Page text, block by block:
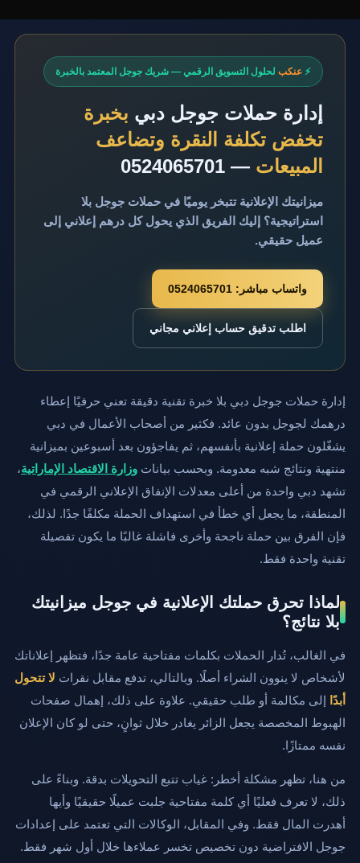
⚡ عنكبلحلول التسويق الرقمي — شريك جوجل المعتمد بالخبرة
إدارة حملات جوجل دبي بخبرة
تخفض تكلفة النقرة وتضاعف
المبيعات — 0524065701
ميزانيتك الإعلانية تتبخر يوميًا في حملات جوجل بلا
استراتيجية؟ إليك الفريق الذي يحول كل درهم إعلاني إلى
عميل حقيقي.
واتساب مباشر: 0524065701
اطلب تدقيق حساب إعلاني مجاني
إدارة حملات جوجل دبي بلا خبرة تقنية دقيقة تعني حرفيًا إعطاء
درهمك لجوجل بدون عائد. فكثير من أصحاب الأعمال في دبي
يشغّلون حملة إعلانية بأنفسهم، ثم يفاجؤون بعد أسبوعين بميزانية
منتهية ونتائج شبه معدومة. وبحسب بيانات وزارة الاقتصاد الإماراتية،
تشهد دبي واحدة من أعلى معدلات الإنفاق الإعلاني الرقمي في
المنطقة، ما يجعل أي خطأ في استهداف الحملة مكلفًا جدًا. لذلك،
فإن الفرق بين حملة ناجحة وأخرى فاشلة غالبًا ما يكون تفصيلة
تقنية واحدة فقط.
لماذا تحرق حملتك الإعلانية في جوجل ميزانيتك
بلا نتائج؟
في الغالب، تُدار الحملات بكلمات مفتاحية عامة جدًا، فتظهر إعلاناتك
لأشخاص لا ينوون الشراء أصلًا. وبالتالي، تدفع مقابل نقرات لا تتحول
أبدًا
إلى مكالمة أو طلب حقيقي. علاوة على ذلك، إهمال صفحات
الهبوط المخصصة يجعل الزائر يغادر خلال ثوانٍ، حتى لو كان الإعلان
نفسه ممتازًا.
من هنا، تظهر مشكلة أخطر: غياب تتبع التحويلات بدقة. وبناءً على
ذلك، لا تعرف فعليًا أي كلمة مفتاحية جلبت عميلًا حقيقيًا وأيها
أهدرت المال فقط. وفي المقابل، الوكالات التي تعتمد على إعدادات
جوجل الافتراضية دون تخصيص تخسر عملاءها خلال أول شهر فقط.